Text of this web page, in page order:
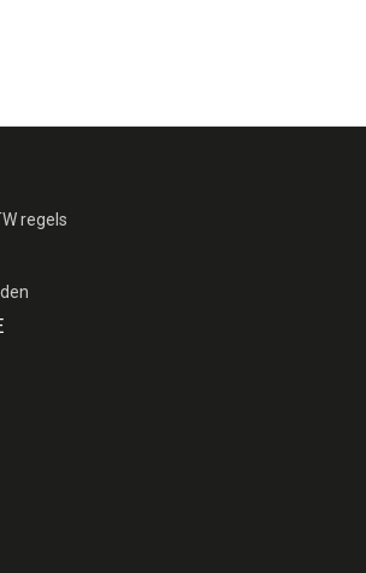
regels